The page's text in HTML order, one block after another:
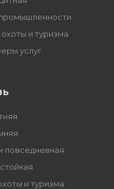
и туризма
услуг
повседневная
и туризма